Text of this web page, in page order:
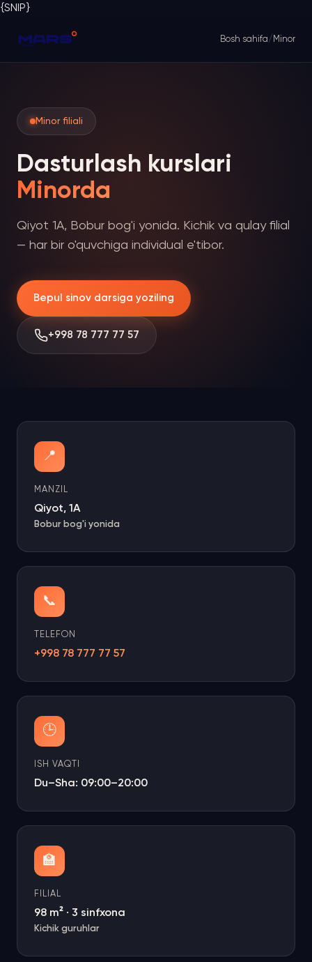
{SNIP}
Bosh sahifa/ Minor
Minor filiali
Dasturlash kurslari
Minorda
Qiyot 1A, Bobur bog'i yonida. Kichik va qulay filial
— har bir o'quvchiga individual e'tibor.
Bepul sinov darsiga yoziling
+998 78 777 77 57
📍
MANZIL
Qiyot, 1A
Bobur bog'i yonida
📞
TELEFON
+998 78 777 77 57
🕒
ISH VAQTI
Du–Sha: 09:00–20:00
🏫
FILIAL
98 m² · 3 sinfxona
Kichik guruhlar